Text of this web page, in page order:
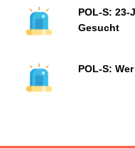
POL-S:
Gesucht
POL-S: